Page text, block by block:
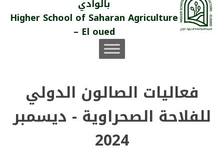
بالوادي
Higher School of Saharan Agriculture
– El oued
فعاليات الصالون الدولي
للفلاحة الصحراوية - ديسمبر
2024